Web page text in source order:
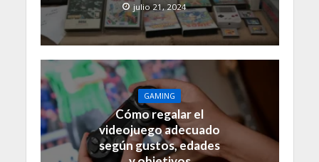
julio 21, 2024
GAMING
Cómo regalar el
videojuego adecuado
según gustos, edades